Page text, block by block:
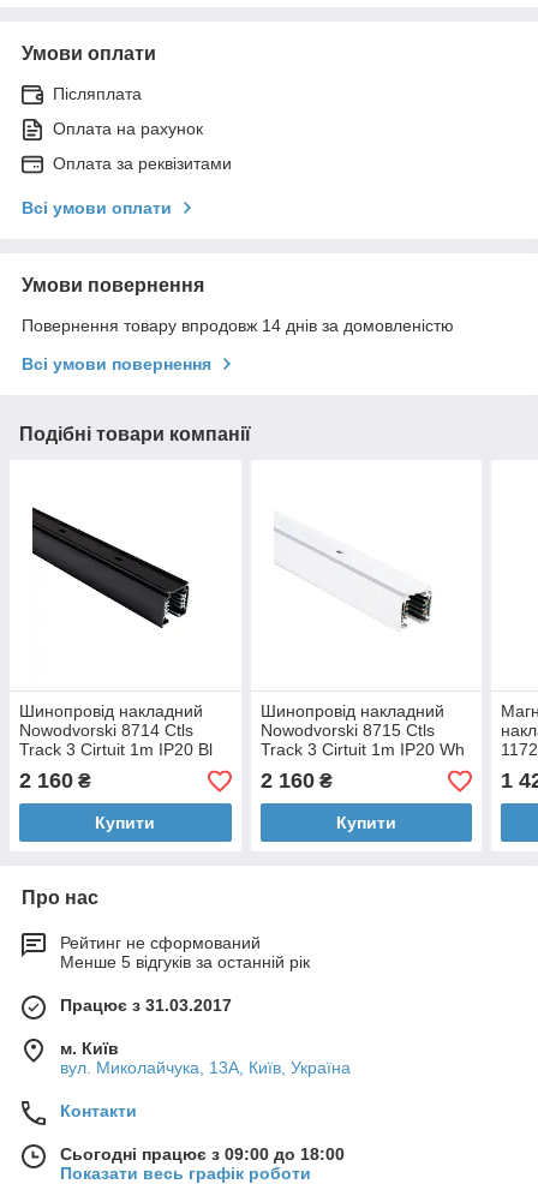
Умови оплати
Післяплата
Оплата на рахунок
Оплата за реквізитами
Всі умови оплати
Умови повернення
Повернення товару впродовж 14 днів за домовленістю
Всі умови повернення
Подібні товари компанії
Шинопровід накладний
Nowodvorski 8714 Ctls
Track 3 Cirtuit 1m IP20 Bl
2 160 ₴
Купити
Шинопровід накладний
Nowodvorski 8715 Ctls
Track 3 Cirtuit 1m IP20 Wh
2 160₴
Купити
1м
1
Про нас
Рейтинг не сформований
Менше 5 відгуків за останній рік
Працює з 31.03.2017
м. Київ
вул. Миколайчука, 13А, Київ, Україна
Контакти
Сьогодні працює з 09:00 до 18:00
Показати весь графік роботи